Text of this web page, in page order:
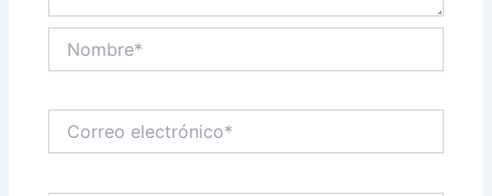
electrónico*